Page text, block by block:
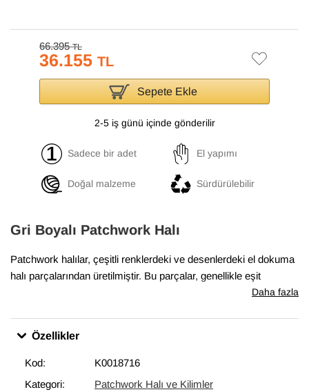
66.395TL
36.155 TL
Sepete Ekle
2-5 iş günü içinde gönderilir
Sadece bir adet El yapımı
Doğal malzeme Sürdürülebilir
Gri Boyalı Patchwork Halı
Patchwork halılar, çeşitli renklerdeki ve desenlerdeki el dokuma
halı parçalarından üretilmiştir. Bu parçalar, genellikle eşit
boyutlarda ve düzenli şekillerde kesilir ve sonra yan yana ve üst
patchwork halılar, evlerde ve ofislerde sıcak bir hava
yaratmakta, aynı zamanda odaların dekorasyonunda etkileyici
Daha fazla
Özellikler
Kod:
K0018716
Kategori:
Patchwork Halı ve Kilimler